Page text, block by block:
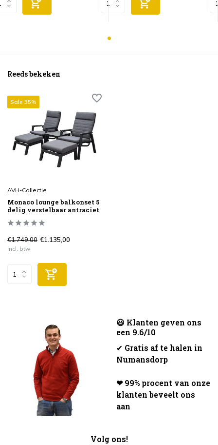
Reeds bekeken
Sale 35%
AVH-Collectie
Monaco lounge balkonset 5
delig verstelbaar antraciet
€1.749,00 €1.135,00
Incl. btw
😃 Klanten geven ons
een 9.6/10
✔ Gratis af te halen in
Numansdorp
❤ 99% procent van onze
klanten beveelt ons
aan
Volg ons!